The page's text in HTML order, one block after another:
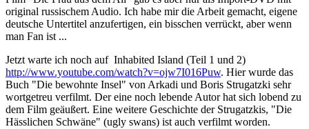
original russischem Audio. Ich habe mir die Arbeit gemacht, eigene
deutsche Untertitel anzufertigen, ein bisschen verrückt, aber wenn
man Fan ist ...
Jetzt warte ich noch auf Inhabited Island (Teil 1 und 2)
http://www.youtube.com/watch?v=ojw7I016Puw. Hier wurde das
Buch "Die bewohnte Insel" von Arkadi und Boris Strugatzki sehr
wortgetreu verfilmt. Der eine noch lebende Autor hat sich lobend zu
dem Film geäußert. Eine weitere Geschichte der Strugatzkis, "Die
Hässlichen Schwäne" (ugly swans) ist auch verfilmt worden.